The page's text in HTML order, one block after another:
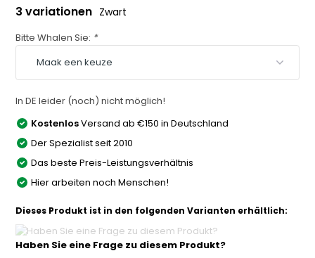
3 variationen Zwart
Bitte Whalen Sie: *
In DE leider (noch) nicht möglich!
KostenlosVersand ab €150 in Deutschland
Der Spezialist seit 2010
Das beste Preis-Leistungsverhältnis
Hier arbeiten noch Menschen!
Dieses Produkt ist in den folgenden Varianten erhältlich:
Haben Sie eine Frage zu diesem Produkt?